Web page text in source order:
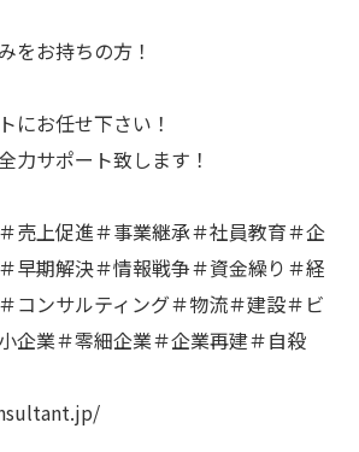
をお持ちの方！
にお任せ下さい！
力サポート致します！
売上促進＃事業継承＃社員教育＃企
早期解決＃情報戦争＃資金繰り＃経
コンサルティング＃物流＃建設＃ビ
企業＃零細企業＃企業再建＃自殺